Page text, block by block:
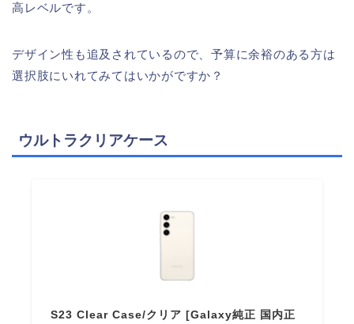
高レベルです。
デザイン性も追及されているので、予算に余裕のある方は
選択肢にいれてみてはいかがですか？
ウルトラクリアケース
S23 Clear Case/クリア [Galaxy純正 国内正